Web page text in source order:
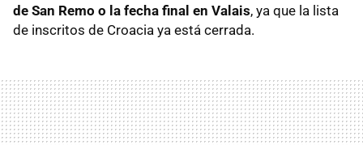
de San Remo o la fecha final en Valais, ya que la lista
de inscritos de Croacia ya está cerrada.